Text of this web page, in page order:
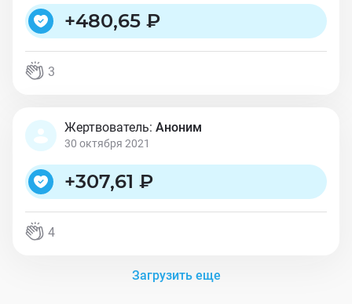
+480,65 ₽
3
Жертвователь: Аноним
30 октября 2021
+307,61 ₽
4
Загрузить еще